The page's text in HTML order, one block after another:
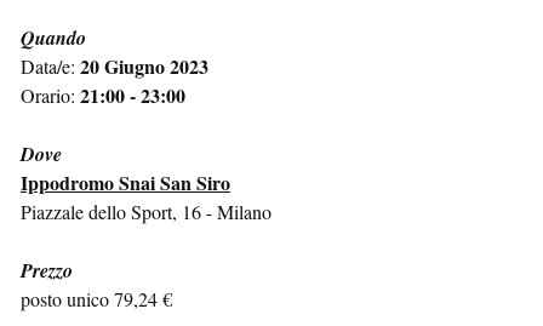
Quando
Data/e: 20 Giugno 2023
Orario: 21:00 - 23:00
Dove
Ippodromo Snai San Siro
Piazzale dello Sport, 16 - Milano
Prezzo
posto unico 79,24 €